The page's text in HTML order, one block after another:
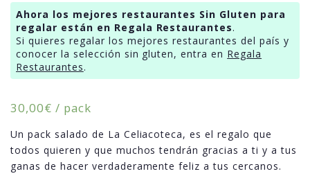
Ahora los mejores restaurantes Sin Gluten para
regalar están en Regala Restaurantes.
Si quieres regalar los mejores restaurantes del país y
conocer la selección sin gluten, entra en Regala
Restaurantes.
30,00€ / pack
Un pack salado de La Celiacoteca, es el regalo que
todos quieren y que muchos tendrán gracias a ti y a tus
ganas de hacer verdaderamente feliz a tus cercanos.